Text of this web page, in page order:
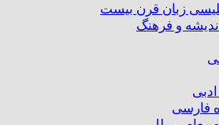
و فرهنگ
فارسی